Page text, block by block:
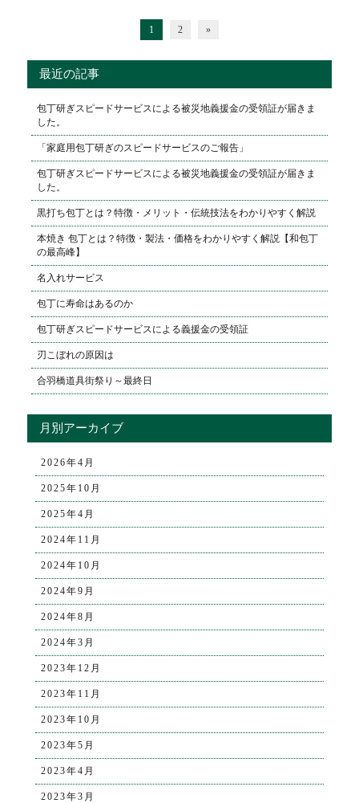
1 2 »
最近の記事
包丁研ぎスピードサービスによる被災地義援金の受領証が届きま
した。
「家庭用包丁研ぎのスピードサービスのご報告」
包丁研ぎスピードサービスによる被災地義援金の受領証が届きま
した。
黒打ち包丁とは？特徴・メリット・伝統技法をわかりやすく解説
本焼き 包丁とは？特徴・製法・価格をわかりやすく解説【和包丁
の最高峰】
名入れサービス
包丁に寿命はあるのか
包丁研ぎスピードサービスによる義援金の受領証
刃こぼれの原因は
合羽橋道具街祭り～最終日
月別アーカイブ
2026年4月
2025年10月
2025年4月
2024年11月
2024年10月
2024年9月
2024年8月
2024年3月
2023年12月
2023年11月
2023年10月
2023年5月
2023年4月
2023年3月